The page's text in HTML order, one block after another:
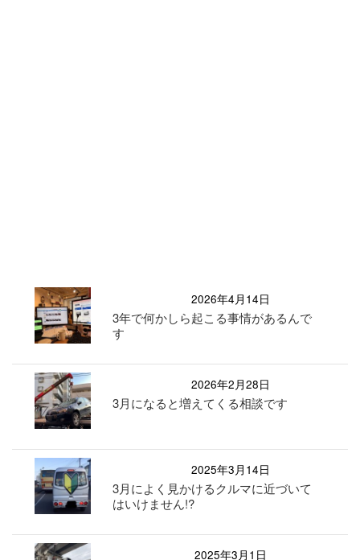
2026年4月14日
3年で何かしら起こる事情があるんで
す
2026年2月28日
3月になると増えてくる相談です
2025年3月14日
3月によく見かけるクルマに近づいて
はいけません!?
2025年3月1日